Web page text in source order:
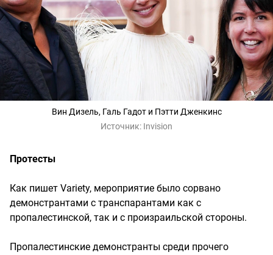
Вин Дизель, Галь Гадот и Пэтти Дженкинс
Источник: Invision
Протесты
Как пишет Variety, мероприятие было сорвано
демонстрантами с транспарантами как с
пропалестинской, так и с произраильской стороны.
Пропалестинские демонстранты среди прочего